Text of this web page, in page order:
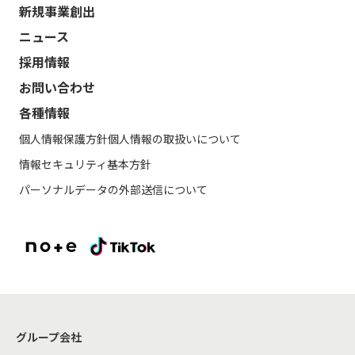
新規事業創出
ニュース
採用情報
お問い合わせ
各種情報
個人情報保護方針個人情報の取扱いについて
情報セキュリティ基本方針
パーソナルデータの外部送信について
グループ会社